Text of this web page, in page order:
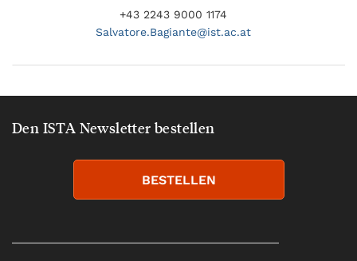
+43 2243 9000 1174
Salvatore.Bagiante@ist.ac.at
Den ISTA Newsletter bestellen
BESTELLEN